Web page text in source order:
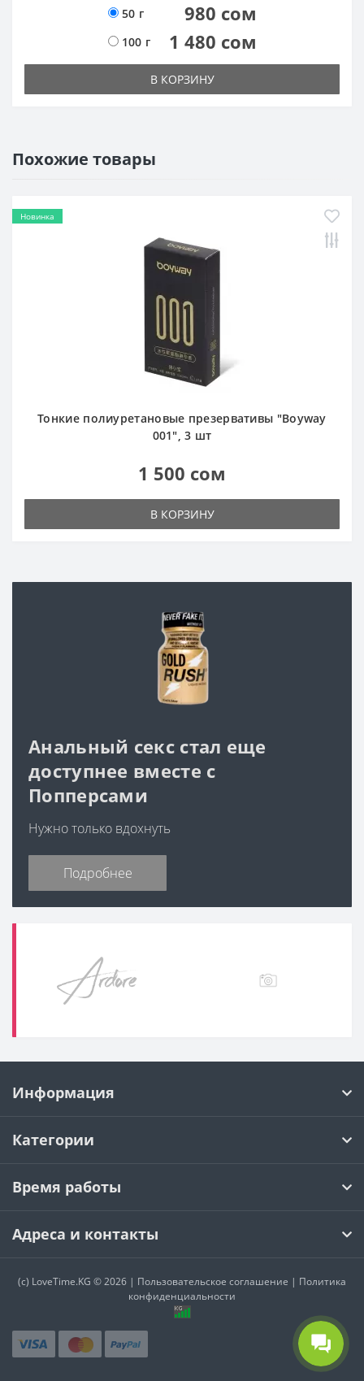
50 г 980 сом
100 г 1 480 сом
В КОРЗИНУ
Похожие товары
Новинка
Тонкие полиуретановые презервативы "Boyway
001", 3 шт
1 500 сом
В КОРЗИНУ
Анальный секс стал еще
доступнее вместе с
Попперсами
Нужно только вдохнуть
Подробнее
Информация
Категории
Время работы
Адреса и контакты
(c) LoveTime.KG © 2026 | Пользовательское соглашение | Политика
конфиденциальности